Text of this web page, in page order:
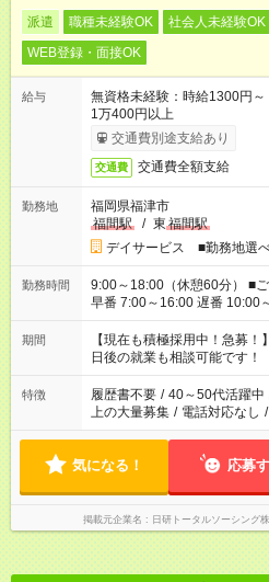
派遣 職種未経験OK 社会人未経験OK
WEB登録・面接OK
給与
無資格未経験：時給1300
1万400円以上
交通費別途支給あり
交通費 交通費全額支給
勤務地
福岡県福津市
福間駅
/ 東 福間駅
デイサービス ■勤務地選
勤務時間
9:00～18:00（休憩60分） ■ご希望があれば下記シフトもOK！
早番 7:00～16:00 遅番 10:00～19:00 「家族と休
い」 「余裕を持って夕飯の
たくない」 など、ご希望を教えてく
の方へ 今ご覧のお仕事で希望
の勤務時間。 合計で週40時
期間
【現在も積極採用中！急募
日後の就業も相談可能です！
特徴 履歴書不要 / 40～50代活躍中
上の大量募集 / 電話対応なし /
気になる！ 応募
掲載元企業名 日研トータルソーシング